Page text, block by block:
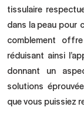
tissulaire
dans la peau pour
comblement
réduisant ainsi
donnant un
solutions
que vous puissiez